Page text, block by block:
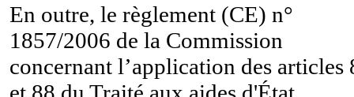
En outre, le règlement (CE) n°
1857/2006 de la Commission
concernant l’application des articles